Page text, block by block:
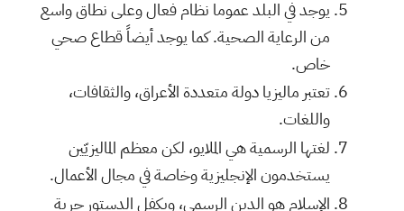
يوجد في البلد عموما نظام فعال وعلى نطاق واسع
من الرعاية الصحية. كما يوجد أيضاً قطاع صحي
خاص.
تعتبر ماليزيا دولة متعددة الأعراق، والثقافات،
واللغات.
لغتها الرسمية هي الملايو، لكن معظم الماليزيّين
يستخدمون الإنجليزية وخاصة في مجال الأعمال.
الإسلام هو الدين الرسمي، ويكفل الدستور حرية